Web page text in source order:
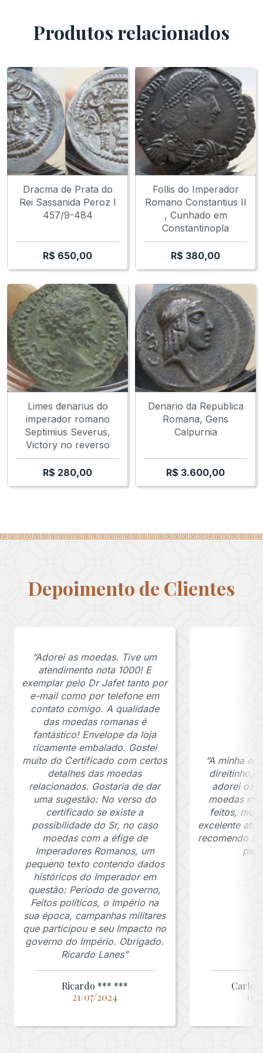
Produtos relacionados
Dracma de Prata do
Rei Sassanida Peroz I
457/9-484
R$ 650,00
Follis do Imperador
Romano Constantius II
, Cunhado em
Constantinopla
R$ 380,00
Limes denarius do
imperador romano
Septimius Severus,
Victory no reverso
R$ 280,00
Denario da Republica
Romana, Gens
Calpurnia
R$ 3.600,00
Depoimento de Clientes
“Adorei as moedas. Tive um
atendimento nota 1000! E
exemplar pelo Dr Jafet tanto por
e-mail como por telefone em
contato comigo. A qualidade
das moedas romanas é
fantástico! Envelope da loja
ricamente embalado. Gostei
muito do Certificado com certos
detalhes das moedas
relacionados. Gostaria de dar
uma sugestão: No verso do
certificado se existe a
possibilidade do Sr, no caso
moedas com a éfige de
Imperadores Romanos, um
pequeno texto contendo dados
históricos do Imperador em
questão: Período de governo,
Feitos políticos, o Império na
sua época, campanhas militares
que participou e seu Impacto no
governo do Império. Obrigado.
Ricardo Lanes”
Ricardo *** ***
21/07/2024
“A minha
direitinho,
adorei os
moedas
feitos,
excelente
recomendo o
03/